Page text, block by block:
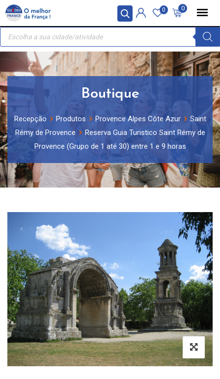
Painel de Gerenciamento de Cookies
Skip
content
0
0
Recherche
produits
Boutique
Recepção Produtos Provence Alpes Côte Azur
Saint
Rémy de Provence
Reserva Guia Turistico Saint Rémy de
Provence (Grupo de 1 até 30) entre 1 e 9 horas